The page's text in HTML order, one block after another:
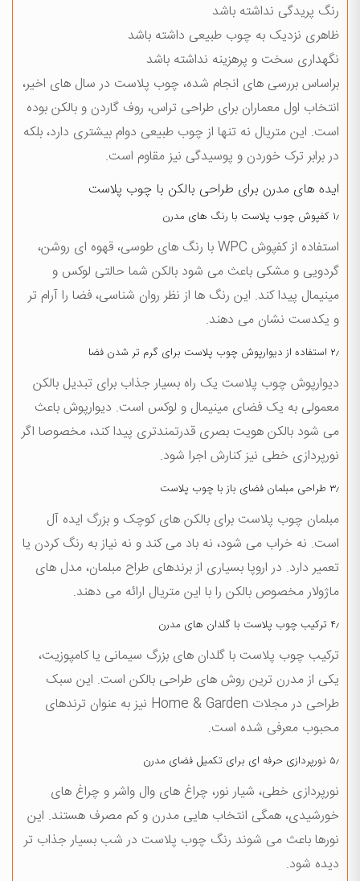
رنگ پریدگی نداشته باشد
ظاهری نزدیک به چوب طبیعی داشته باشد
نگهداری سخت و پرهزینه نداشته باشد
براساس بررسی های انجام شده، چوب پلاست در سال های اخیر،
انتخاب اول معماران برای طراحی تراس، روف گاردن و بالکن بوده
است. این متریال نه تنها از چوب طبیعی دوام بیشتری دارد، بلکه
در برابر ترک خوردن و پوسیدگی نیز مقاوم است.
ایده های مدرن برای طراحی بالکن با چوب پلاست
۱٫ کفپوش چوب پلاست با رنگ های مدرن
استفاده از کفپوش WPC با رنگ های طوسی، قهوه ای روشن،
گردویی و مشکی باعث می شود بالکن شما حالتی لوکس و
مینیمال پیدا کند. این رنگ ها از نظر روان شناسی، فضا را آرام تر
و یکدست نشان می دهند.
۲٫ استفاده از دیوارپوش چوب پلاست برای گرم تر شدن فضا
دیوارپوش چوب پلاست یک راه بسیار جذاب برای تبدیل بالکن
معمولی به یک فضای مینیمال و لوکس است. دیوارپوش باعث
می شود بالکن هویت بصری قدرتمندتری پیدا کند، مخصوصا اگر
نورپردازی خطی نیز کنارش اجرا شود.
۳٫ طراحی مبلمان فضای باز با چوب پلاست
مبلمان چوب پلاست برای بالکن های کوچک و بزرگ ایده آل
است. نه خراب می شود، نه باد می کند و نه نیاز به رنگ کردن یا
تعمیر دارد. در اروپا بسیاری از برندهای طراح مبلمان، مدل های
ماژولار مخصوص بالکن را با این متریال ارائه می دهند.
۴٫ ترکیب چوب پلاست با گلدان های مدرن
ترکیب چوب پلاست با گلدان های بزرگ سیمانی یا کامپوزیت،
یکی از مدرن ترین روش های طراحی بالکن است. این سبک
طراحی در مجلات Home & Garden نیز به عنوان ترندهای
محبوب معرفی شده است.
۵٫ نورپردازی حرفه ای برای تکمیل فضای مدرن
نورپردازی خطی، شیار نور، چراغ های وال واشر و چراغ های
خورشیدی، همگی انتخاب هایی مدرن و کم مصرف هستند. این
نورها باعث می شوند رنگ چوب پلاست در شب بسیار جذاب تر
دیده شود.